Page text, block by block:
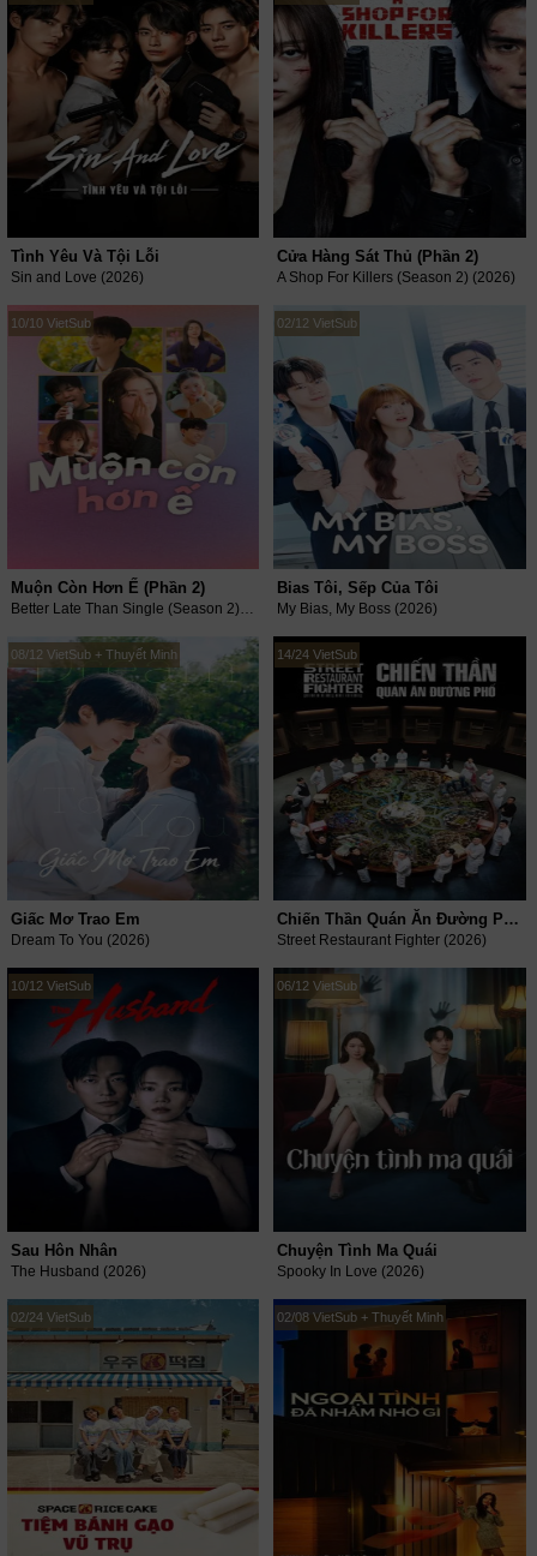
Tình Yêu Và Tội Lỗi
Sin and Love (2026)
Cửa Hàng Sát Thủ (Phần 2)
A Shop For Killers (Season 2) (2026)
10/10 VietSub
Muộn Còn Hơn Ế (Phần 2)
Better Late Than Single (Season 2) (2026)
02/12 VietSub
Bias Tôi, Sếp Của Tôi
My Bias, My Boss (2026)
08/12 VietSub + Thuyết Minh
Giấc Mơ Trao Em
Dream To You (2026)
14/24 VietSub
Chiến Thần Quán Ăn Đường Phố
Street Restaurant Fighter (2026)
10/12 VietSub
Sau Hôn Nhân
The Husband (2026)
06/12 VietSub
Chuyện Tình Ma Quái
Spooky In Love (2026)
02/24 VietSub 02/08 VietSub + Thuyết Minh